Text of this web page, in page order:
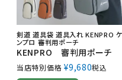
剣道 道具袋 道具入れ KENPRO ケ
ンプロ 審判用ポーチ
KENPRO 審判用ポーチ
当店特別価格 ¥9,680税込